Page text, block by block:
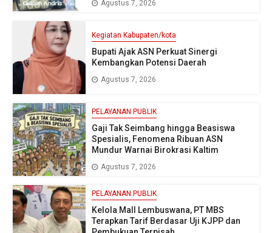
Agustus 7, 2026
Kegiatan Kabupaten/kota
Bupati Ajak ASN Perkuat Sinergi
Kembangkan Potensi Daerah
Agustus 7, 2026
PELAYANAN PUBLIK
Gaji Tak Seimbang hingga Beasiswa
Spesialis, Fenomena Ribuan ASN
Mundur Warnai Birokrasi Kaltim
Agustus 7, 2026
PELAYANAN PUBLIK
Kelola Mall Lembuswana, PT MBS
Terapkan Tarif Berdasar Uji KJPP dan